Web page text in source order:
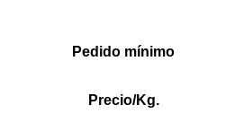
Pedido mínimo
Precio/Kg.